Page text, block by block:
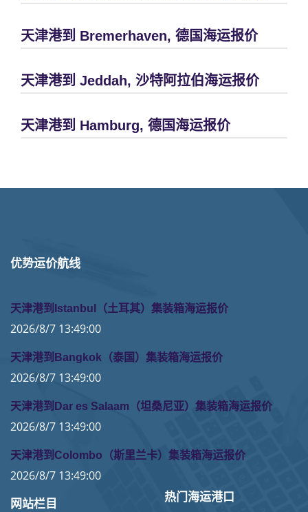
天津港到 Bremerhaven, 德国海运报价
天津港到 Jeddah, 沙特阿拉伯海运报价
天津港到 Hamburg, 德国海运报价
优势运价航线
天津港到Istanbul（土耳其）集装箱海运报价
2026/8/7 13:49:00
天津港到Bangkok（泰国）集装箱海运报价
2026/8/7 13:49:00
天津港到Dar es Salaam（坦桑尼亚）集装箱海运报价
2026/8/7 13:49:00
天津港到Colombo（斯里兰卡）集装箱海运报价
2026/8/7 13:49:00
网站栏目
热门海运港口